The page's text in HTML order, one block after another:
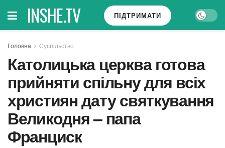
INSHE.TV ПІДТРИМАТИ
Головна Суспільство
Католицька церква готова
прийняти спільну для всіх
християн дату святкування
Великодня – папа
Франциск